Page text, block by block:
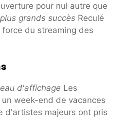
pour nul autre que
grands succès Reculé
du streaming des
d'affichage Les
week-end de vacances
d'artistes majeurs ont pris